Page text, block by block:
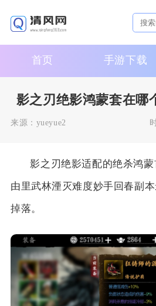
首页 手游下载
影之刃绝影鸿蒙套在哪
来源： yueyue2
影之刃绝影适配的绝杀鸿
由里武林湮灭难度妙手回春副
掉落。